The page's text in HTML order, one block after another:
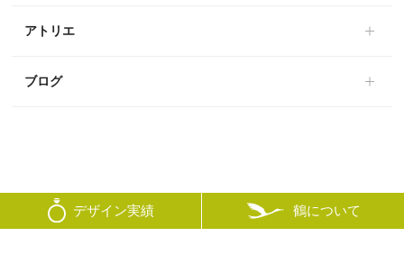
デザイン実績 鶴について
アトリエ
ブログ